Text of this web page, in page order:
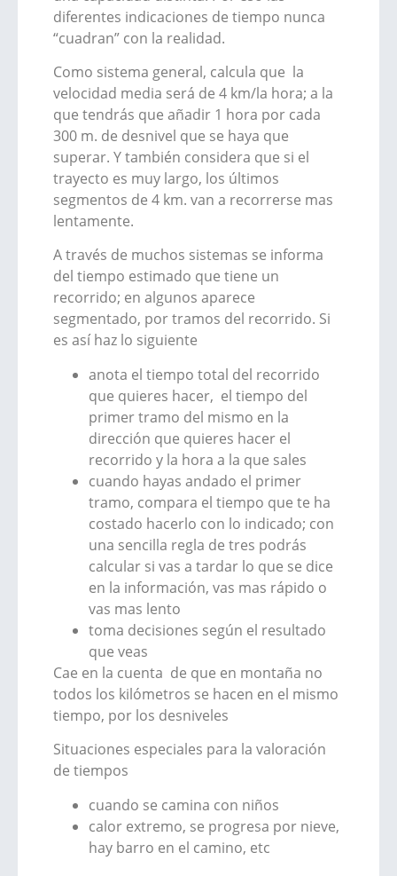
diferentes indicaciones de tiempo nunca
“cuadran” con la realidad.
Como sistema general, calcula que la
velocidad media será de 4 km/la hora; a la
que tendrás que añadir 1 hora por cada
300 m. de desnivel que se haya que
superar. Y también considera que si el
trayecto es muy largo, los últimos
segmentos de 4 km. van a recorrerse mas
lentamente.
A través de muchos sistemas se informa
del tiempo estimado que tiene un
recorrido; en algunos aparece
segmentado, por tramos del recorrido. Si
es así haz lo siguiente
anota el tiempo total del recorrido
que quieres hacer, el tiempo del
primer tramo del mismo en la
dirección que quieres hacer el
recorrido y la hora a la que sales
cuando hayas andado el primer
tramo, compara el tiempo que te ha
costado hacerlo con lo indicado; con
una sencilla regla de tres podrás
calcular si vas a tardar lo que se dice
en la información, vas mas rápido o
vas mas lento
toma decisiones según el resultado
que veas
Cae en la cuenta de que en montaña no
todos los kilómetros se hacen en el mismo
tiempo, por los desniveles
Situaciones especiales para la valoración
de tiempos
cuando se camina con niños
calor extremo, se progresa por nieve,
hay barro en el camino, etc